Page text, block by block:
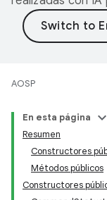
AOSP
En esta página
Resumen
Constructores
Métodos públicos
Constructores